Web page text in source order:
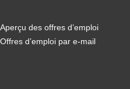
Aperçu des offres d’emploi
Offres d’emploi par e-mail